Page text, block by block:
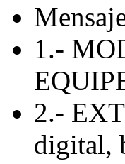
1.-
2.-
digital,